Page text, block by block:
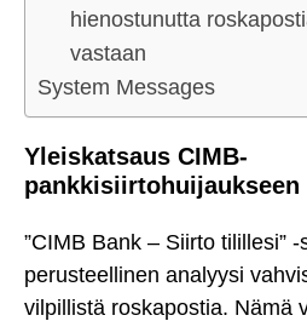
hienostunutta
vastaan
System Messages
Yleiskatsaus CIMB-
pankkisiirtohuijaukseen
”CIMB Bank – Siirto tilillesi”
perusteellinen analyysi
vilpillistä roskapostia. Nämä